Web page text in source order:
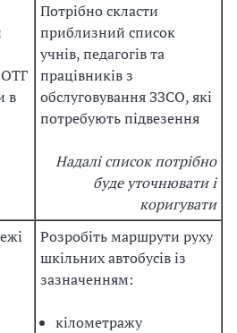
ОТГ
в
Потрібно скласти
приблизний список
учнів, педагогів та
працівників з
обслуговування ЗЗСО, які
потребують підвезення
Надалі список потрібно
буде уточнювати і
коригувати
Розробіть маршрути руху
шкільних автобусів із
зазначенням:
кілометражу